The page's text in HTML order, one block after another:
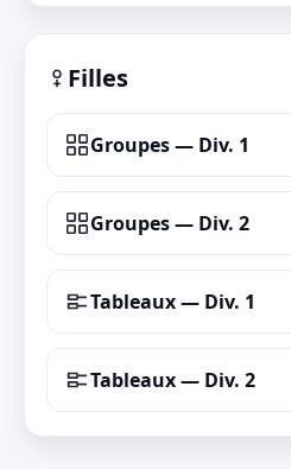
Filles
Groupes — Div. 1
Groupes — Div. 2
Tableaux — Div. 1
Tableaux — Div. 2